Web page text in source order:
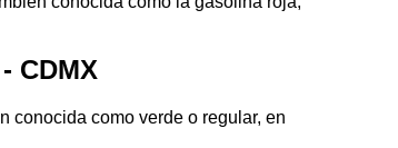
CDMX
conocida como verde o regular, en